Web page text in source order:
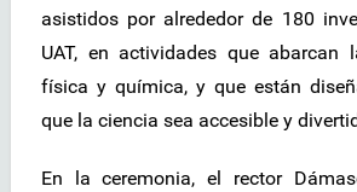
asistidos por alrededor de 180
UAT, en actividades que abarcan
física y química, y que están
que la ciencia sea accesible y
En la ceremonia, el rector